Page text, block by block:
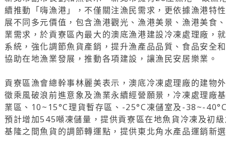
續推動「嗨漁港」，不僅關注漁民需求，更依據漁港特
展不同多元價值，包含漁港觀光、漁港美景、漁港美食
業需求，於貢寮區內最大的澳底漁港建設冷凍處理廠，
系統，強化調節魚貨產銷，提升漁產品品質、食品安全
協助在地漁業發展，推動各項建設，讓漁民安居樂業。
貢寮區漁會總幹事林麗美表示，澳底冷凍處理廠的建物
徵乘風破浪前進意象及漁業永續經營願景，冷凍處理廠
業區、10~15°C理貨暫存區、-25°C凍儲室及-38~-
預計增加545噸凍儲量，提供貢寮區在地魚貨冷凍及初
基隆之間魚貨的調節轉運點，提供東北角水產品運銷新